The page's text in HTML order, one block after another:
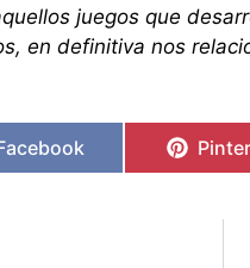
juegos que
en definitiva nos